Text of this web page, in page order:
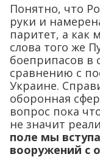
Понятно, что
руки и
паритет, а как
слова того же
боеприпасов в
сравнению с
Украине.
оборонная
вопрос пока
не значит
поле мы
вооружений с